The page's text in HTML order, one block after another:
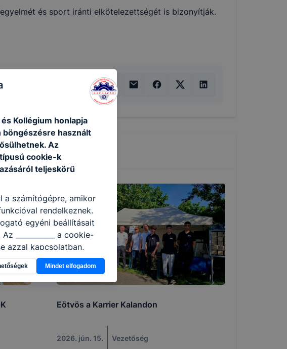
és sport iránti elkötelezettségét is bizonyítják.
Eötvös a Karrier Kalandon
2026. jún. 15. Vezetőség
Kollégium honlapja
használt
Az
cookie-k
teljeskörű
a számítógépre, amikor
rendelkeznek.
egyéni beállításait
___________ a cookie-
azzal kapcsolatban,
a honlap melyik
hogyan
meglátogatja
k beállításának a
elfogadja
folyamatainak
Mindet elfogadom